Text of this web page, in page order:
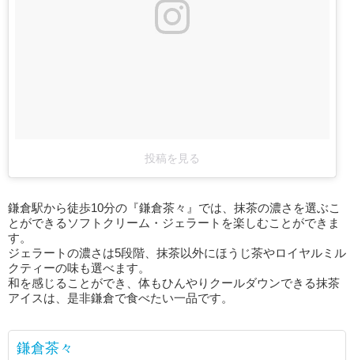
投稿を見る
鎌倉駅から徒歩10分の『鎌倉茶々』では、抹茶の濃さを選ぶこ
とができるソフトクリーム・ジェラートを楽しむことができま
す。
ジェラートの濃さは5段階、抹茶以外にほうじ茶やロイヤルミル
クティーの味も選べます。
和を感じることができ、体もひんやりクールダウンできる抹茶
アイスは、是非鎌倉で食べたい一品です。
鎌倉茶々